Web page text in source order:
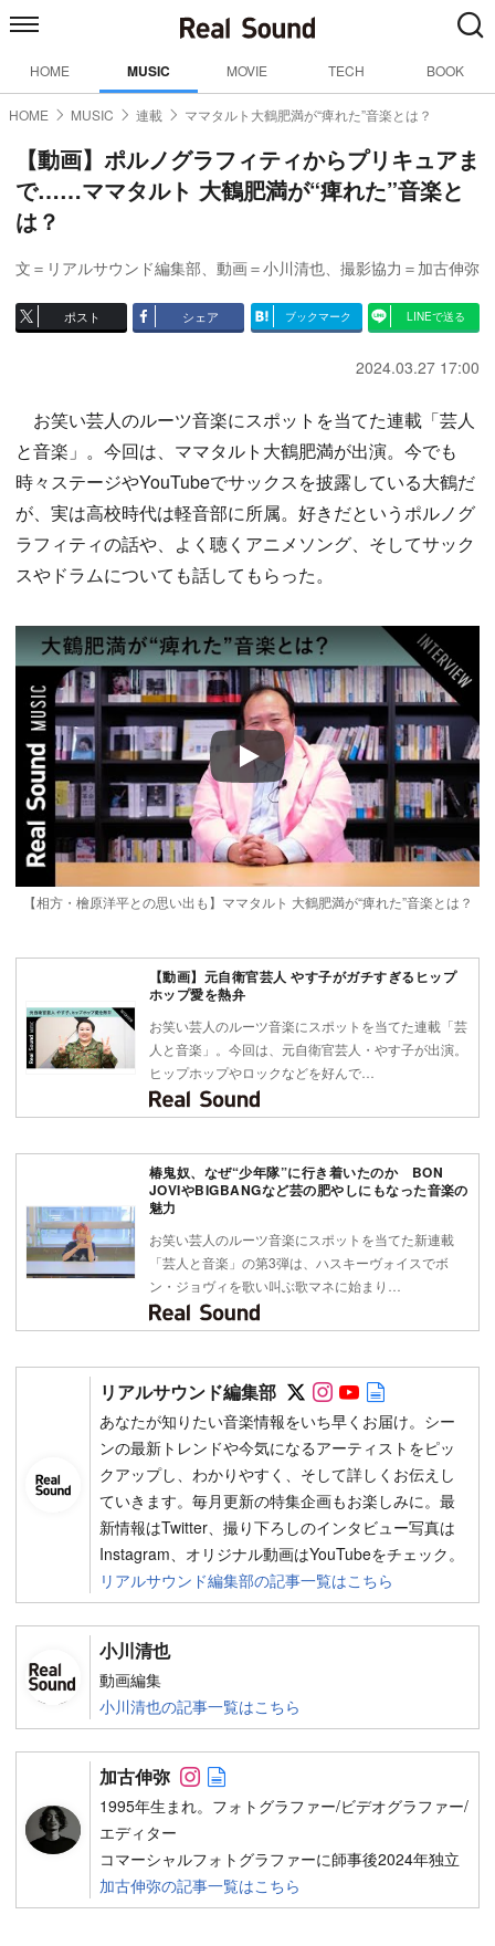
HOME MUSIC MOVIE TECH BOOK
HOME MUSIC 連載 ママタルト大鶴肥満が“痺れた”音楽とは？
【動画】ポルノグラフィティからプリキュアま
で……ママタルト 大鶴肥満が“痺れた”音楽と
は？
文＝リアルサウンド編集部、 動画＝小川清也、 撮影協力＝加古伸弥
ポスト シェア ブックマーク LINEで送る
2024.03.27 17:00
お笑い芸人のルーツ音楽にスポットを当てた連載「芸人
と音楽」。今回は、ママタルト大鶴肥満が出演。今でも
時々ステージやYouTubeでサックスを披露している大鶴だ
が、実は高校時代は軽音部に所属。好きだというポルノグ
ラフィティの話や、よく聴くアニメソング、そしてサック
スやドラムについても話してもらった。
Play
【相方・檜原洋平との思い出も】ママタルト 大鶴肥満が“痺れた”音楽とは？
【動画】元自衛官芸人 やす子がガチすぎるヒップ
ホップ愛を熱弁
お笑い芸人のルーツ音楽にスポットを当てた連載「芸
人と音楽」。今回は、元自衛官芸人・やす子が出演。
ヒップホップやロックなどを好んで…
椿鬼奴、なぜ“少年隊”に行き着いたのか BON
JOVIやBIGBANGなど芸の肥やしにもなった音楽の
魅力
お笑い芸人のルーツ音楽にスポットを当てた新連載
「芸人と音楽」の第3弾は、ハスキーヴォイスでボ
ン・ジョヴィを歌い叫ぶ歌マネに始まり…
リアルサウンド編集部 Follow on SNS
Follow on SNS
Follow on
あなたが知りたい音楽情報をいち早くお届け。シー
ンの最新トレンドや今気になるアーティストをピッ
クアップし、わかりやすく、そして詳しくお伝えし
ていきます。毎月更新の特集企画もお楽しみに。最
新情報はTwitter、撮り下ろしのインタビュー写真は
Instagram、オリジナル動画はYouTubeをチェック。
リアルサウンド編集部の記事一覧はこちら
小川清也
動画編集
小川清也の記事一覧はこちら
加古伸弥 Follow on SNS
1995年生まれ。フォトグラファー/ビデオグラファー/
エディター
コマーシャルフォトグラファーに師事後2024年独立
加古伸弥の記事一覧はこちら